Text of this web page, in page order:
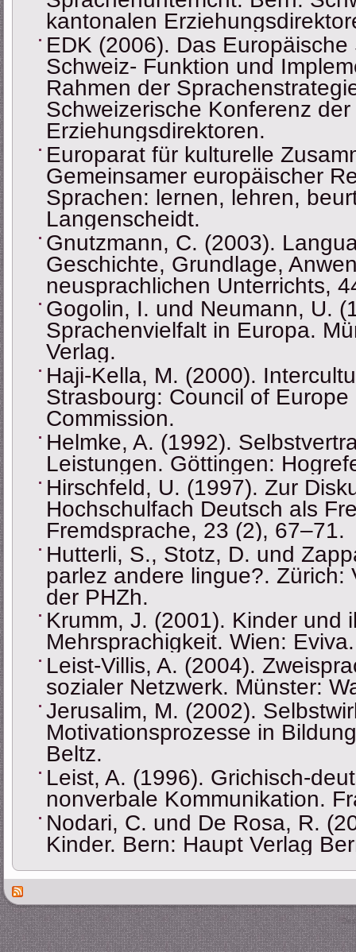
kantonalen
EDK (2006). Das
Schweiz- Funktion und
Rahmen der
Schweizerische Konferenz
Erziehungsdirektoren.
Europarat für kulturelle
Gemeinsamer europäischer
Sprachen: lernen, lehren,
Langenscheidt.
Gnutzmann, C. (2003).
Geschichte, Grundlage,
neusprachlichen Unterrichts,
Gogolin, I. und Neumann, U.
Sprachenvielfalt in Europa.
Verlag.
Haji-Kella, М. (2000).
Strasbourg: Council of
Commission.
Helmke, A. (1992).
Leistungen. Göttingen:
Hirschfeld, U. (1997). Zur
Hochschulfach Deutsch als
Fremdsprache, 23 (2), 67–71.
Hutterli, S., Stotz, D. und
parlez andere lingue?. Zürich:
der PHZh.
Krumm, J. (2001). Kinder und
Mehrsprachigkeit. Wien: Eviva.
Leist-Villis, A. (2004).
sozialer Netzwerk. Münster:
Jerusalim, M. (2002).
Motivationsprozesse in
Beltz.
Leist, A. (1996). Grichisch-
nonverbale Kommunikation.
Nodari, C. und De Rosa, R.
Kinder. Bern: Haupt Verlag